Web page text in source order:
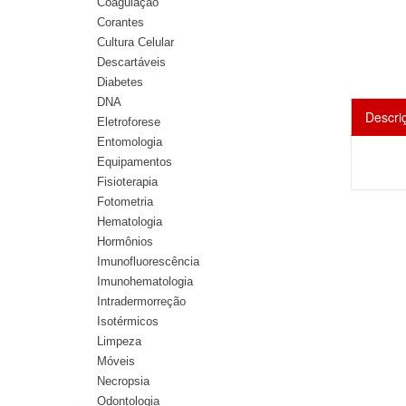
Corantes
Cultura Celular
Descartáveis
Diabetes
DNA
Eletroforese
Entomologia
Equipamentos
Fisioterapia
Fotometria
Hematologia
Hormônios
Imunofluorescência
Imunohematologia
Intradermorreção
Isotérmicos
Limpeza
Móveis
Necropsia
Odontologia